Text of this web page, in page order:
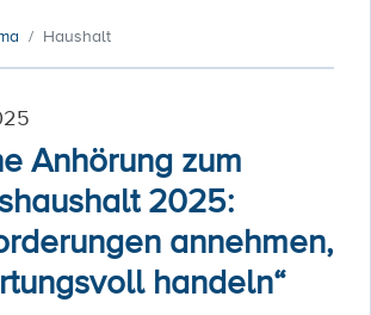
Haushalt
Anhörung zum
2025:
annehmen,
handeln“